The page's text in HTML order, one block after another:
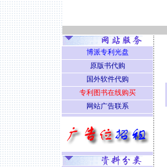
博派专利光盘
原版书代购
国外软件代购
专利图书在线购买
网站广告联系